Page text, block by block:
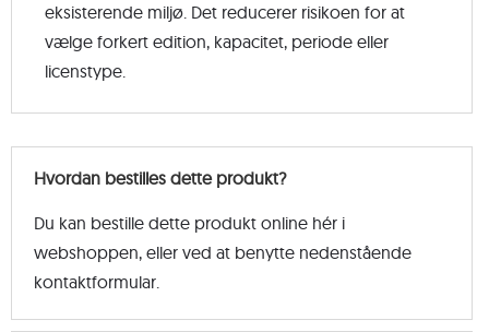
eksisterende miljø. Det reducerer risikoen for at
vælge forkert edition, kapacitet, periode eller
licenstype.
Hvordan bestilles dette produkt?
Du kan bestille dette produkt online hér i
webshoppen, eller ved at benytte nedenstående
kontaktformular.